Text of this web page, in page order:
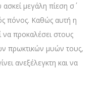
μεγάλη πίεση σ΄
πόνος. Καθώς αυτή η
να προκαλέσει στους
πρωκτικών μυών τους,
ανεξέλεγκτη και να